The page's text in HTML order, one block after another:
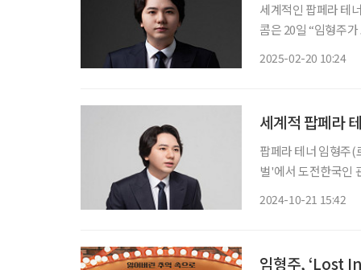
세계적인 팝페라 테
콤은 20일 “임형주
2025-02-20 10:24
세계적 팝페라
팝페라 테너 임형주
벌'에서 도전한국인 관련 3관왕
2024-10-21 15:42